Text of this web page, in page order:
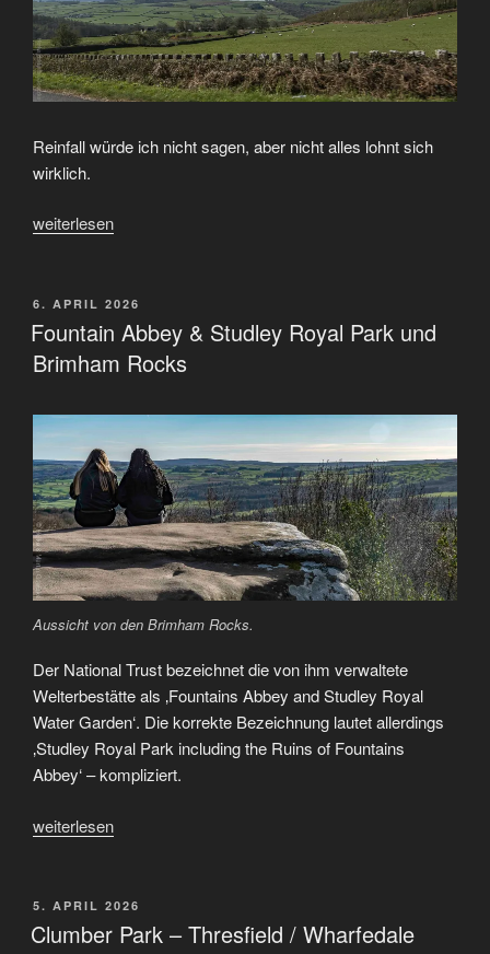
Reinfall würde ich nicht sagen, aber nicht alles lohnt sich
wirklich.
„Leeds“
weiterlesen
VERÖFFENTLICHT
AM
6. APRIL 2026
Fountain Abbey & Studley Royal Park und
Brimham Rocks
Aussicht von den Brimham Rocks.
Der National Trust bezeichnet die von ihm verwaltete
Welterbestätte als ‚Fountains Abbey and Studley Royal
Water Garden‘. Die korrekte Bezeichnung lautet allerdings
‚Studley Royal Park including the Ruins of Fountains
Abbey‘ – kompliziert.
„Fountain
Studley
Royal
weiterlesen
VERÖFFENTLICHT
AM
5. APRIL 2026
Clumber Park – Thresfield / Wharfedale